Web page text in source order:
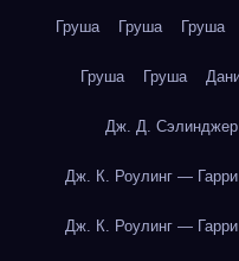
Груша Груша Груша
Груша Груша
Дж. Д.
Дж. К. Роулинг —
Дж. К. Роулинг —